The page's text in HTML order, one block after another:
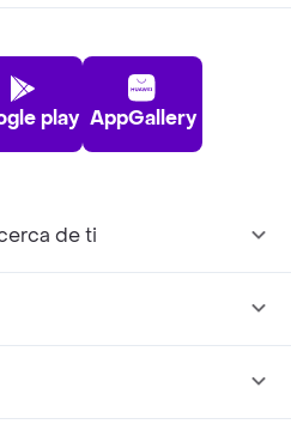
play AppGallery
de ti